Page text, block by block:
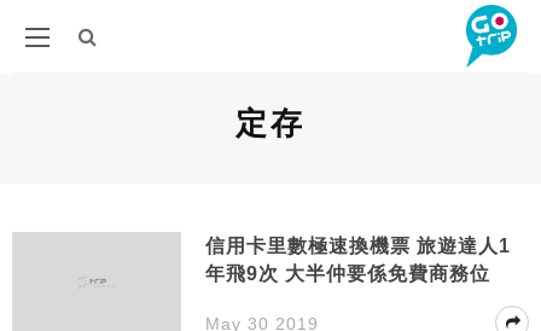
定存
信用卡里數極速換機票 旅遊達人1
年飛9次 大半仲要係免費商務位
May 30 2019